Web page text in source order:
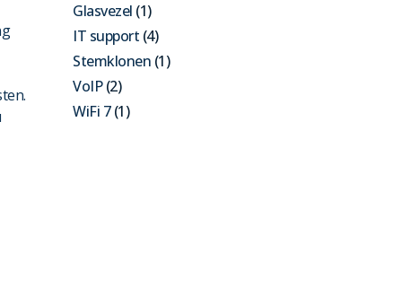
Glasvezel (1)
IT support (4)
Stemklonen (1)
VoIP(2)
WiFi 7(1)